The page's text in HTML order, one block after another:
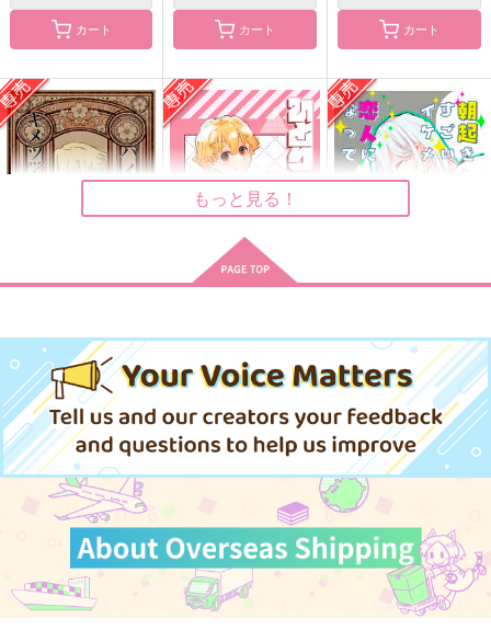
サンプル
作品詳細
サンプル
作品詳細
サンプル
作品詳細
永い道もいっぽいっぽ
棗弾
550円（税込）
宇髄天元
サンプル
作品詳細
ウソカコイ
ricochet
宇髄天元×我妻善逸
ウソカコイafter
ricochet
715 （税込）
宇髄天元×我妻善逸
サンプル
百年先も覚えてるから
アスタリスク
897 円（税込）
サンプル
成田さんちと岡さんち
の家庭事情
アスタリスク
専売 1,140円（税込）
成田狂児×岡聡実
サンプル
終わらない歌を歌おう
アスタリスク
専売 1,572
サンプル
逆行善逸は還りたい
逆行善逸は隠がいい
カート カート カート
地獄出張所
アスタリスク
専売 1,257円 （税込）
鬼滅の刃
宇髄天元×我妻善逸
サンプル
カート
ぴょんぴょんアイラン
ド
1,257
鬼滅の刃
宇髄天元×我妻善逸
カート
メンが恋人になってた
ricochet
572円 （税込）
鬼滅の刃
宇髄天元×我妻善逸
カート
もっと見る！